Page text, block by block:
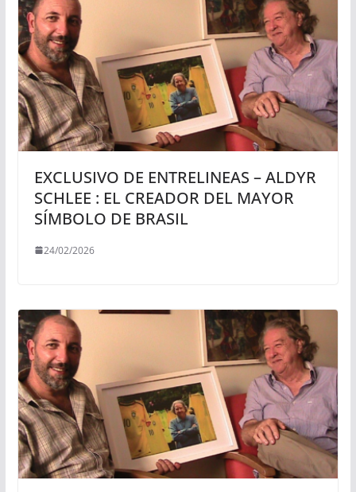
EXCLUSIVO DE ENTRELINEAS – ALDYR
SCHLEE : EL CREADOR DEL MAYOR
SÍMBOLO DE BRASIL
24/02/2026